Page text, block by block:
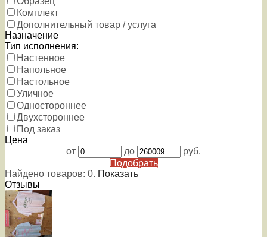
Комплект
Дополнительный товар / услуга
Назначение
Тип исполнения:
Настенное
Напольное
Настольное
Уличное
Одностороннее
Двухстороннее
Под заказ
Цена
от
до
руб.
Подобрать
Найдено товаров: 0. Показать
Отзывы